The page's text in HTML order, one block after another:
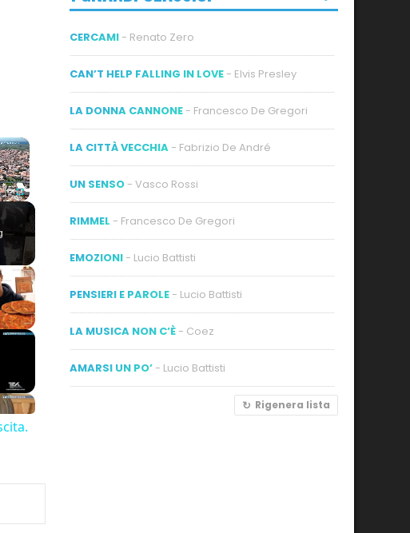
×
Fullscreen
CERCAMI - Renato Zero
CAN’T HELP FALLING IN LOVE - Elvis Presley
LA DONNA CANNONE - Francesco De Gregori
LA CITTÀ VECCHIA - Fabrizio De André
UN SENSO - Vasco Rossi
RIMMEL - Francesco De Gregori
EMOZIONI - Lucio Battisti
PENSIERI E PAROLE - Lucio Battisti
LA MUSICA NON C’È - Coez
AMARSI UN PO’ - Lucio Battisti
Rigenera lista